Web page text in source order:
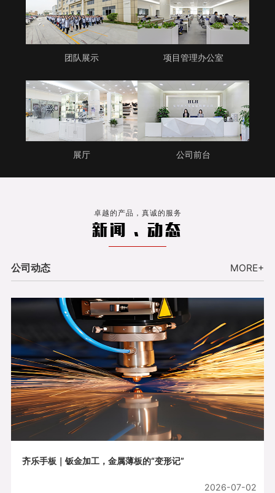
团队展示 项目管理办公室
展厅 公司前台
卓越的产品，真诚的服务
新闻 . 动态
公司动态 MORE+
齐乐手板｜钣金加工，金属薄板的“变形记”
2026-07-02